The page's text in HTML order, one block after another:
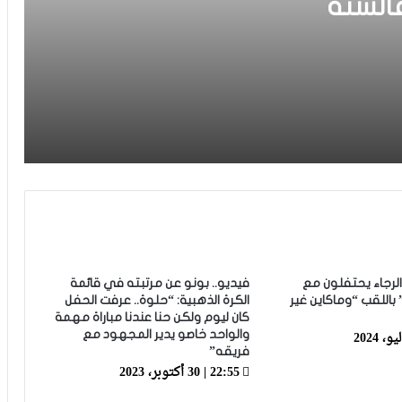
مليار فالسنة
فيديو.. لحظة اجتياح الجمهور الجزائري
ليا ومستعدين للمونديال
فيديو.. عيسى: كنخدمو في التيران وعندنا
ثقة في بعضياتنا وفي المنتخب وتحقيق
أول فوز مع المدرب الجديد مزيان
يحتفلون مع
“وماكاين غير
فيديو.. بونو عن مرتبته في قائمة
الكرة الذهبية: “حلوة.. عرفت الحفل
كان ليوم ولكن حنا عندنا مباراة مهمة
والواحد خاصو يدير المجهود مع
فريقه”
22:55 | 30 أكتوبر، 2023